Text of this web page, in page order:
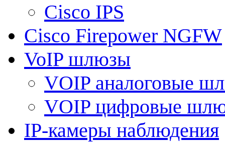
Cisco IPS
Cisco Firepower NGFW
VoIP шлюзы
VOIP аналоговые
VOIP цифровые
IP-камеры наблюдения